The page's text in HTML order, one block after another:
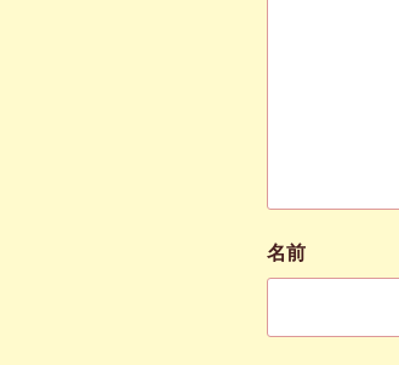
名前